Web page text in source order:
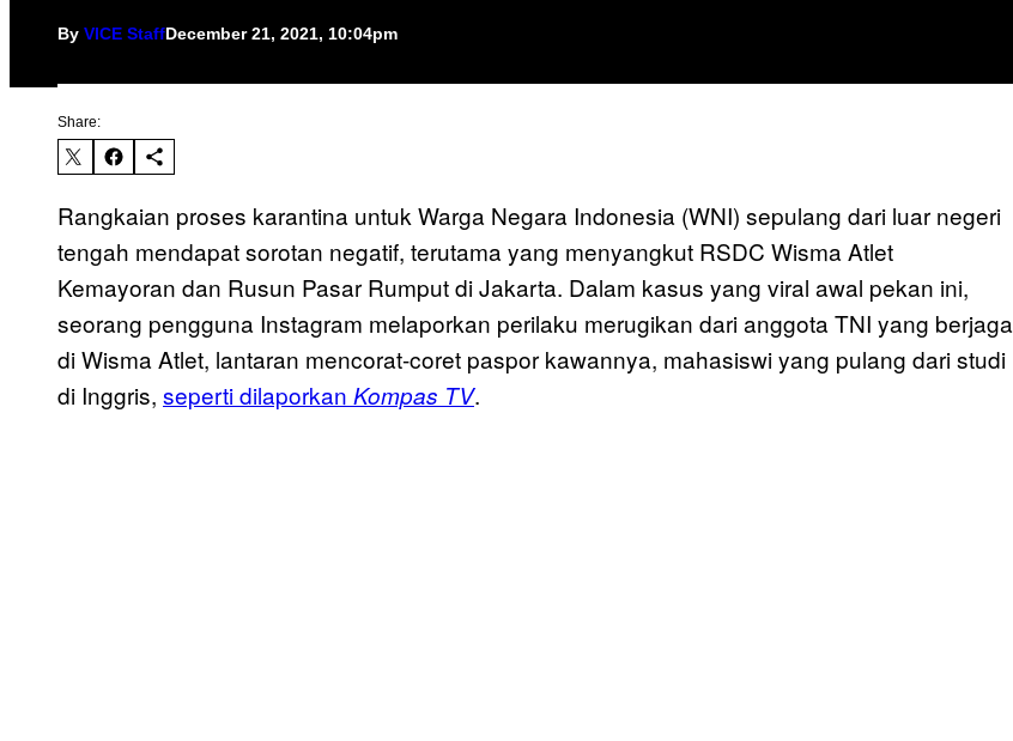
By VICE StaffDecember 21, 2021, 10:04pm
Share:
Rangkaian proses karantina untuk Warga Negara Indonesia (WNI) sepulang dari luar negeri
tengah mendapat sorotan negatif, terutama yang menyangkut RSDC Wisma Atlet
Kemayoran dan Rusun Pasar Rumput di Jakarta. Dalam kasus yang viral awal pekan ini,
seorang pengguna Instagram melaporkan perilaku merugikan dari anggota TNI yang berjaga
di Wisma Atlet, lantaran mencorat-coret paspor kawannya, mahasiswi yang pulang dari studi
di Inggris, seperti dilaporkan Kompas TV.